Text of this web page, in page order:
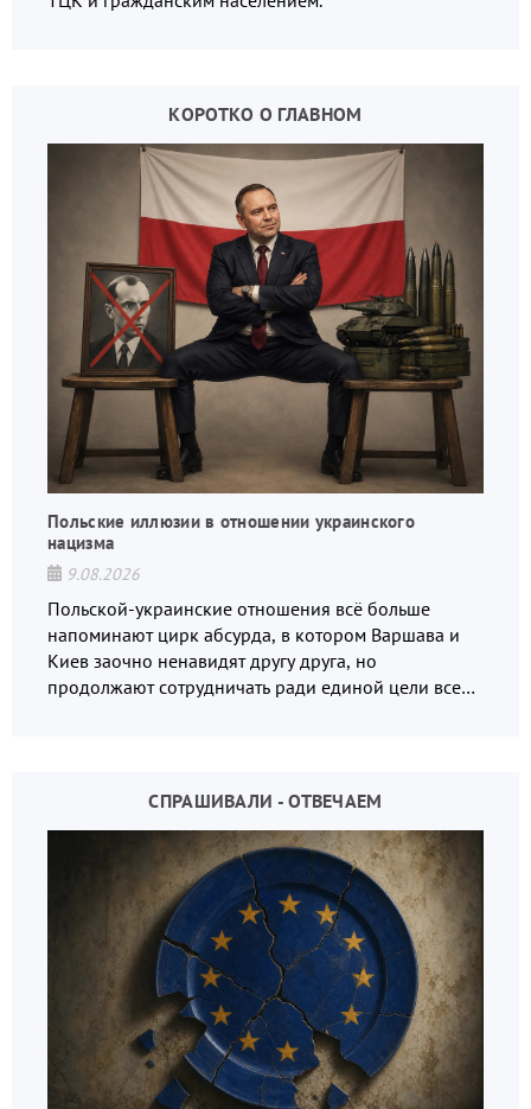
КОРОТКО О ГЛАВНОМ
Польские иллюзии в отношении украинского
нацизма
9.08.2026
Польской-украинские отношения всё больше
напоминают цирк абсурда, в котором Варшава и
Киев заочно ненавидят другу друга, но
продолжают сотрудничать ради единой цели всех
СПРАШИВАЛИ - ОТВЕЧАЕМ